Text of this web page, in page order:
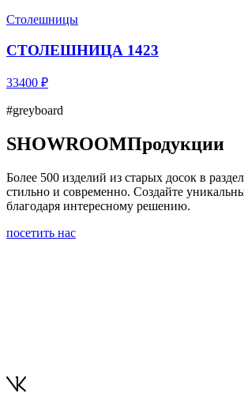
Столешницы
СТОЛЕШНИЦА 1423
33400 ₽
#greyboard
SHOWROOMПродукции
Более 500 изделий из старых досок в
стильно и современно. Создайте
благодаря интересному решению.
посетить нас